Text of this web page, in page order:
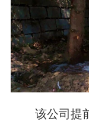
该公司提